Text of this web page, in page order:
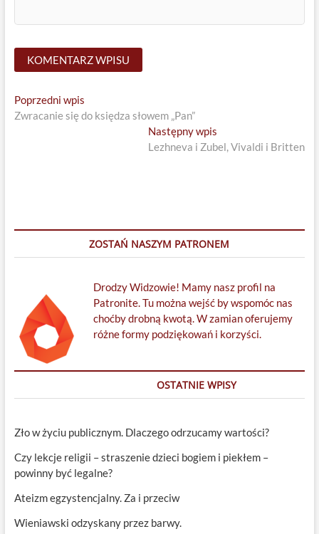
Nawigacja
wpisu
Poprzedni wpisPrevious
post:
Zwracanie się do księdza słowem „Pan”
Następny wpis
post:
Lezhneva i Zubel, Vivaldi i Britten
ZOSTAŃ NASZYM PATRONEM
Drodzy Widzowie! Mamy nasz profil na
Patronite. Tu można wejść by wspomóc nas
choćby drobną kwotą. W zamian oferujemy
różne formy podziękowań i korzyści.
OSTATNIE WPISY
Zło w życiu publicznym. Dlaczego odrzucamy wartości?
Czy lekcje religii – straszenie dzieci bogiem i piekłem –
powinny być legalne?
Ateizm egzystencjalny. Za i przeciw
Wieniawski odzyskany przez barwy.